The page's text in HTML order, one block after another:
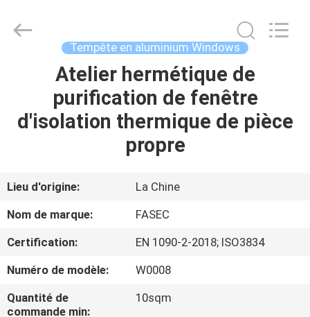
MAISON
PRODUITS
SUJET
DE
NOUS
VISITE
D'USINE
FASEC
Buildings
Tempête en aluminium Windows
Atelier hermétique de
purification de fenêtre
d'isolation thermique de pièce
propre
Lieu d'origine:
La Chine
Nom de marque:
FASEC
Certification:
EN 1090-2-2018; ISO3834
Numéro de modèle:
W0008
Quantité de
commande min:
10sqm